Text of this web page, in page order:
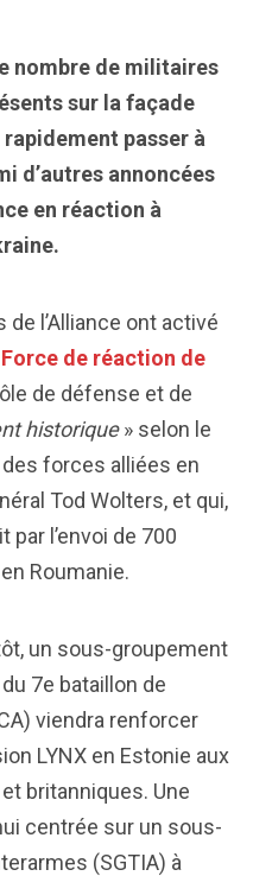
nombre de militaires
sur la façade
rapidement passer à
d’autres annoncées
en réaction à
l’Alliance ont activé
Force de réaction de
de défense et de
historique» selon le
forces alliées en
Tod Wolters, et qui,
par l’envoi de 700
Roumanie.
un sous-groupement
7e bataillon de
viendra renforcer
LYNX en Estonie aux
britanniques. Une
centrée sur un sous-
(SGTIA) à